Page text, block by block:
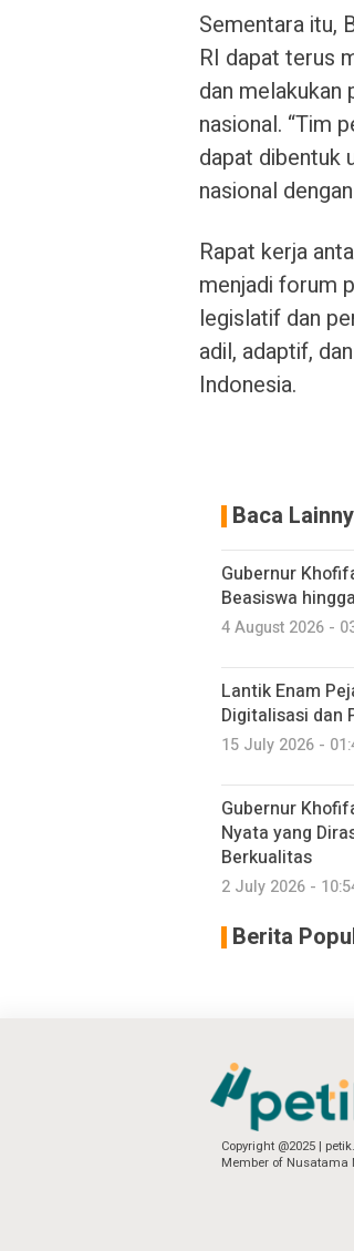
Sementara itu,
RI dapat terus
dan melakukan
nasional. “Tim
dapat dibentuk
nasional
Rapat kerja
menjadi forum
legislatif dan
adil, adaptif,
Indonesia.
Baca
Gubernur
Beasiswa
4 August 2026 -
Lantik Enam
Digitalisasi dan
15 July 2026 -
Gubernur
Nyata yang
Berkualitas
2 July 2026 -
Berita
Copyright @2025 |
Member of Nusatama